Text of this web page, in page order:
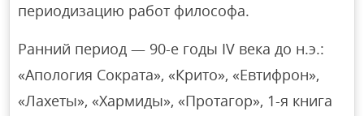
периодизацию работ философа.
Ранний период — 90-е годы IV века до н.э.:
«Апология Сократа», «Крито», «Евтифрон»,
«Лахеты», «Хармиды», «Протагор», 1-я книга